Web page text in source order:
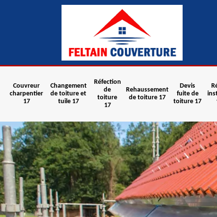
Couvreur
charpentier
17
Changement
de toiture et
tuile 17
Réfection
de
toiture
17
Rehaussement
de toiture 17
Devis
fuite de
toiture 17